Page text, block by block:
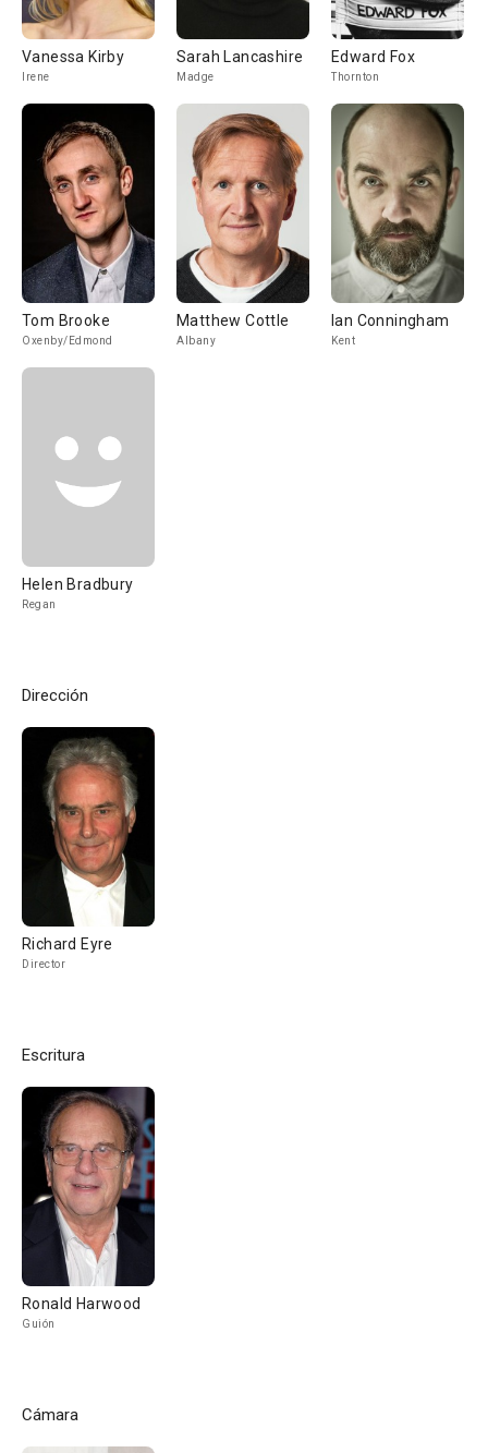
Vanessa Kirby
Irene
Sarah Lancashire
Madge
Edward Fox
Thornton
Tom Brooke
Oxenby/Edmond
Matthew Cottle
Albany
Ian Conningham
Kent
Helen Bradbury
Regan
Dirección
Richard Eyre
Director
Escritura
Ronald Harwood
Guión
Cámara